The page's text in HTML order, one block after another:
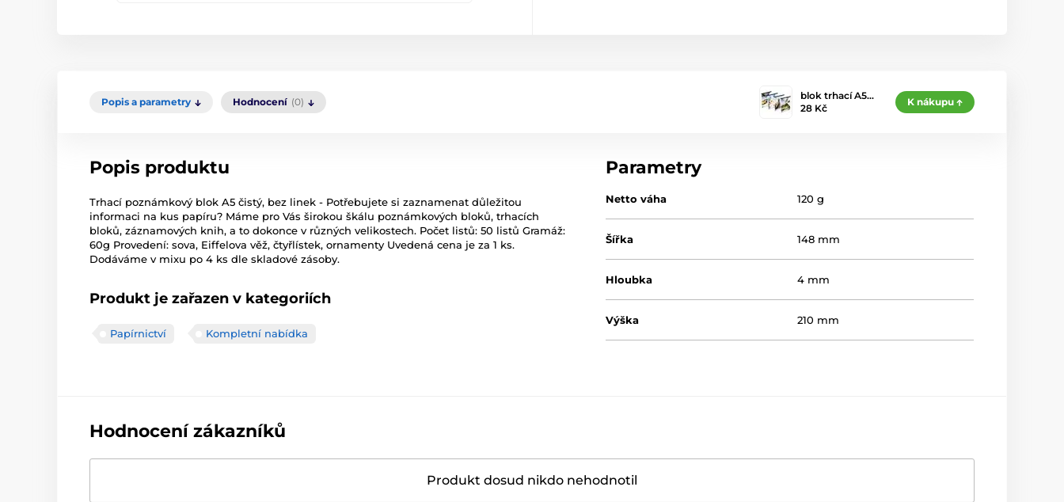
Popis a parametry Hodnocení (0)
blok trhací A5…
28 Kč
K nákupu
Popis produktu
Trhací poznámkový blok A5 čistý, bez linek - Potřebujete si zaznamenat důležitou
informaci na kus papíru? Máme pro Vás širokou škálu poznámkových bloků, trhacích
bloků, záznamových knih, a to dokonce v různých velikostech. Počet listů: 50 listů Gramáž:
60g Provedení: sova, Eiffelova věž, čtyřlístek, ornamenty Uvedená cena je za 1 ks.
Dodáváme v mixu po 4 ks dle skladové zásoby.
Produkt je zařazen v kategoriích
Papírnictví Kompletní nabídka
Parametry
Netto váha 120 g
Šířka 148 mm
Hloubka 4 mm
Výška 210 mm
Hodnocení zákazníků
Produkt dosud nikdo nehodnotil